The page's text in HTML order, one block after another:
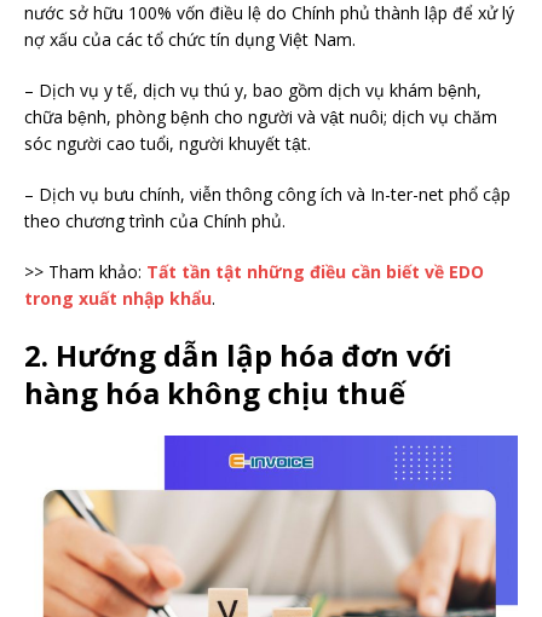
nước sở hữu 100% vốn điều lệ do Chính phủ thành lập để xử lý
nợ xấu của các tổ chức tín dụng Việt Nam.
– Dịch vụ y tế, dịch vụ thú y, bao gồm dịch vụ khám bệnh,
chữa bệnh, phòng bệnh cho người và vật nuôi; dịch vụ chăm
sóc người cao tuổi, người khuyết tật.
– Dịch vụ bưu chính, viễn thông công ích và In-ter-net phổ cập
theo chương trình của Chính phủ.
>> Tham khảo: Tất tần tật những điều cần biết về EDO
trong xuất nhập khẩu.
2. Hướng dẫn lập hóa đơn với
hàng hóa không chịu thuế